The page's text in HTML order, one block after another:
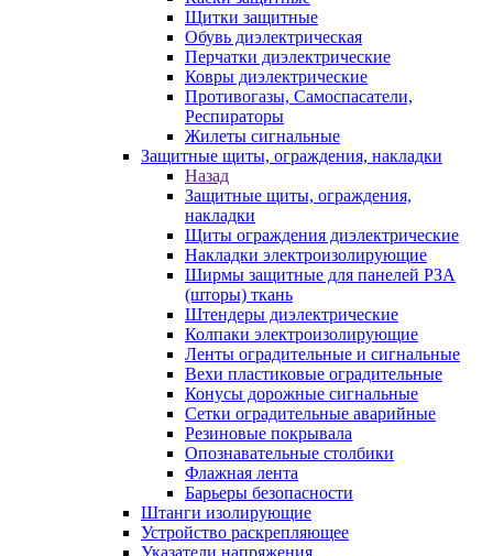
Щитки защитные
Обувь диэлектрическая
Перчатки диэлектрические
Ковры диэлектрические
Противогазы, Самоспасатели,
Респираторы
Жилеты сигнальные
Защитные щиты, ограждения, накладки
Назад
Защитные щиты, ограждения,
накладки
Щиты ограждения диэлектрические
Накладки электроизолирующие
Ширмы защитные для панелей РЗА
(шторы) ткань
Штендеры диэлектрические
Колпаки электроизолирующие
Ленты оградительные и сигнальные
Вехи пластиковые оградительные
Конусы дорожные сигнальные
Сетки оградительные аварийные
Резиновые покрывала
Опознавательные столбики
Флажная лента
Барьеры безопасности
Штанги изолирующие
Устройство раскрепляющее
Указатели напряжения